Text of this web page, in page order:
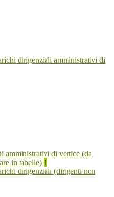
dirigenziali amministrativi di
amministrativi di vertice (da
in tabelle) 1
dirigenziali (dirigenti non